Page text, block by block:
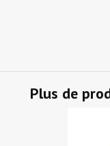
Plus de